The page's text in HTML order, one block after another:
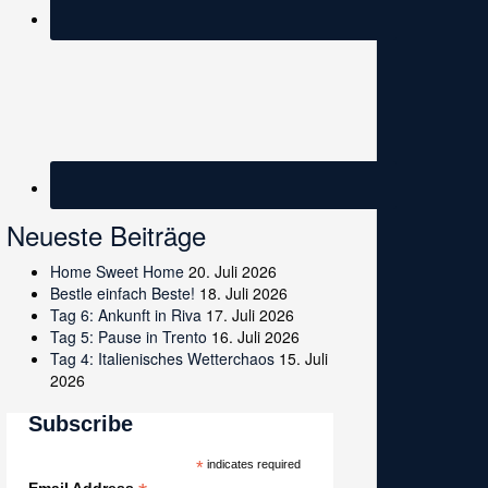
Neueste Beiträge
Home Sweet Home 20. Juli 2026
Bestle einfach Beste! 18. Juli 2026
Tag 6: Ankunft in Riva 17. Juli 2026
Tag 5: Pause in Trento 16. Juli 2026
Tag 4: Italienisches Wetterchaos 15. Juli
2026
Subscribe
*indicates required